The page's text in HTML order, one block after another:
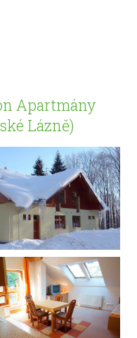
Apartmány
Lázně)